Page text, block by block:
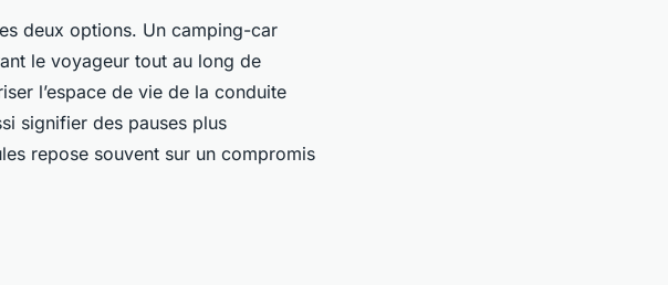
deux options. Un camping-car
le voyageur tout au long de
l’espace de vie de la conduite
signifier des pauses plus
repose souvent sur un compromis